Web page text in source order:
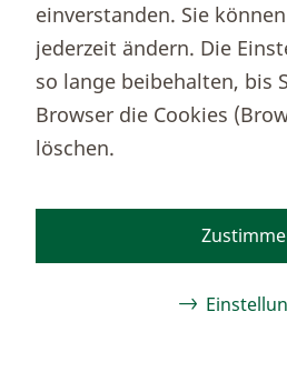
Weitere TKB Nummern
Rechtliche Hinweise
Barrierefreiheit
Cookie-Einstellungen
FacebookInstagram
TikTok
© 2026 Thurgauer
einverstanden. Sie
jederzeit ändern. Die
so lange beibehalten, bis
Browser die Cookies
löschen.